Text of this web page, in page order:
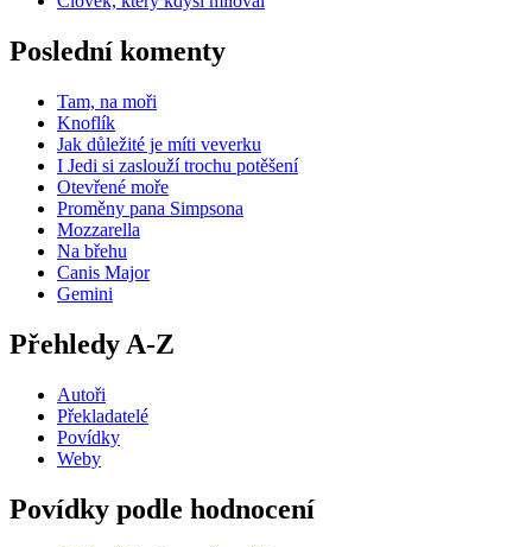
Poslední komenty
Tam, na moři
Knoflík
Jak důležité je míti veverku
I Jedi si zaslouží trochu potěšení
Otevřené moře
Proměny pana Simpsona
Mozzarella
Na břehu
Canis Major
Gemini
Přehledy A-Z
Autoři
Překladatelé
Povídky
Weby
Povídky podle hodnocení